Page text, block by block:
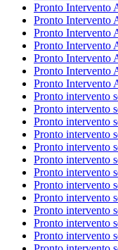
Pronto Intervento
Pronto Intervento
Pronto Intervento
Pronto Intervento
Pronto Intervento
Pronto Intervento
Pronto Intervento
Pronto intervento
Pronto intervento
Pronto intervento
Pronto intervento
Pronto intervento
Pronto intervento
Pronto intervento
Pronto intervento
Pronto intervento
Pronto intervento
Pronto intervento
Pronto intervento